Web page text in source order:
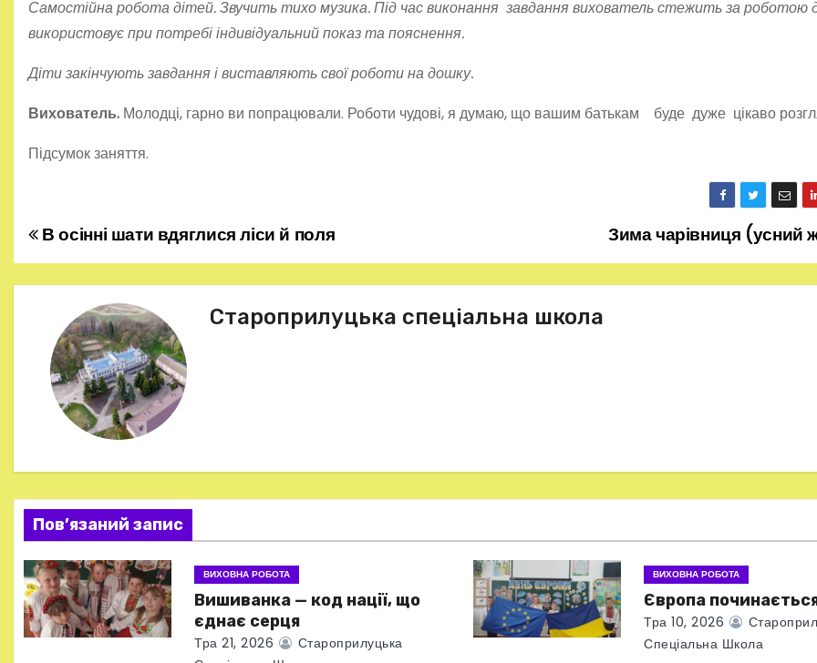
Самостійна робота дітей. Звучить тихо музика. Під час виконання завдання вихователь стежить за роботою
використовує при потребі індивідуальний показ та пояснення.
Діти закінчують завдання і виставляють свої роботи на дошку.
Вихователь. Молодці, гарно ви попрацювали. Роботи чудові, я думаю, що вашим батькам буде дуже цікаво
Підсумок заняття.
Н
а
ц
і
я
з
а
Зима чарівниця (усний
В осінні шати вдяглися ліси й поля
Староприлуцька спеціальна школа
Пов’язаний запис
ВИХОВНА РОБОТА
Вишиванка — код нації, що
єднає серця
Тра 21, 2026
Староприлуцька
ВИХОВНА РОБОТА
Європа
Тра 10, 2026
Спеціальна Школа